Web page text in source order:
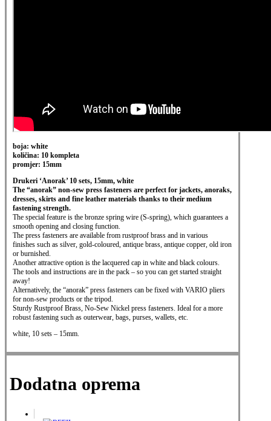
boja: white
količina: 10 kompleta
promjer: 15mm
Drukeri ‘Anorak’ 10 sets, 15mm, white
The “anorak” non-sew press fasteners are perfect for jackets, anoraks,
dresses, skirts and fine leather materials thanks to their medium
fastening strength.
The special feature is the bronze spring wire (S-spring), which guarantees a
smooth opening and closing function.
The press fasteners are available from rustproof brass and in various
finishes such as silver, gold-coloured, antique brass, antique copper, old iron
or burnished.
Another attractive option is the lacquered cap in white and black colours.
The tools and instructions are in the pack – so you can get started straight
away!
Alternatively, the “anorak” press fasteners can be fixed with VARIO pliers
for non-sew products or the tripod.
Sturdy Rustproof Brass, No-Sew Nickel press fasteners. Ideal for a more
robust fastening such as outerwear, bags, purses, wallets, etc.
white, 10 sets – 15mm.
Dodatna oprema